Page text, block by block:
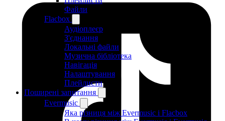
Файли
Flacbox
Аудіоплеєр
З'єднання
Локальні файли
Музична бібліотека
Навігація
Налаштування
Плейлисти
Поширені запитання
Evermusic
Яка різниця між Evermusic і Flacbox